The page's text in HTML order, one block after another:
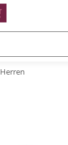
Herren